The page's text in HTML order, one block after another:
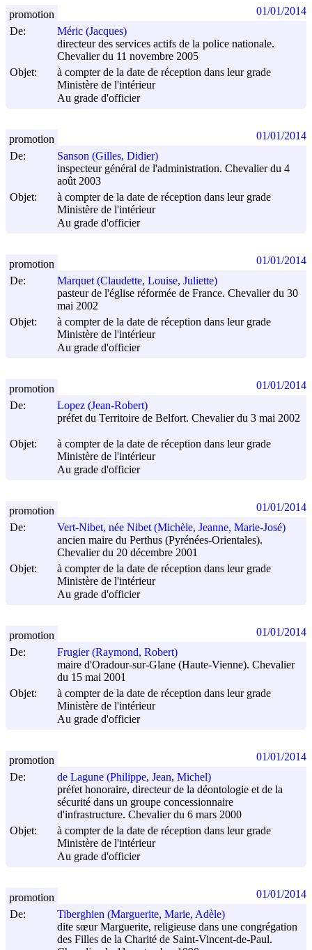
De:
Méric (Jacques)
directeur des services actifs de la police nationale.
Chevalier du 11 novembre 2005
Objet:
à compter de la date de réception dans leur grade
Ministère de l'intérieur
Au grade d'officier
promotion 01/01/2014
De:
Sanson (Gilles, Didier)
inspecteur général de l'administration. Chevalier du 4
août 2003
Objet:
à compter de la date de réception dans leur grade
Ministère de l'intérieur
Au grade d'officier
promotion 01/01/2014
De:
Marquet (Claudette, Louise, Juliette)
pasteur de l'église réformée de France. Chevalier du 30
mai 2002
Objet:
à compter de la date de réception dans leur grade
Ministère de l'intérieur
Au grade d'officier
promotion 01/01/2014
De:
Lopez (Jean-Robert)
préfet du Territoire de Belfort. Chevalier du 3 mai 2002
Objet:
à compter de la date de réception dans leur grade
Ministère de l'intérieur
Au grade d'officier
promotion 01/01/2014
De:
Vert-Nibet, née Nibet (Michèle, Jeanne, Marie-José)
ancien maire du Perthus (Pyrénées-Orientales).
Chevalier du 20 décembre 2001
Objet:
à compter de la date de réception dans leur grade
Ministère de l'intérieur
Au grade d'officier
promotion 01/01/2014
De:
Frugier (Raymond, Robert)
maire d'Oradour-sur-Glane (Haute-Vienne). Chevalier
du 15 mai 2001
Objet:
à compter de la date de réception dans leur grade
Ministère de l'intérieur
Au grade d'officier
promotion 01/01/2014
De:
de Lagune (Philippe, Jean, Michel)
préfet honoraire, directeur de la déontologie et de la
sécurité dans un groupe concessionnaire
d'infrastructure. Chevalier du 6 mars 2000
Objet:
à compter de la date de réception dans leur grade
Ministère de l'intérieur
Au grade d'officier
promotion 01/01/2014
De:
Tiberghien (Marguerite, Marie, Adèle)
dite sœur Marguerite, religieuse dans une congrégation
des Filles de la Charité de Saint-Vincent-de-Paul.
promotion 01/01/2014